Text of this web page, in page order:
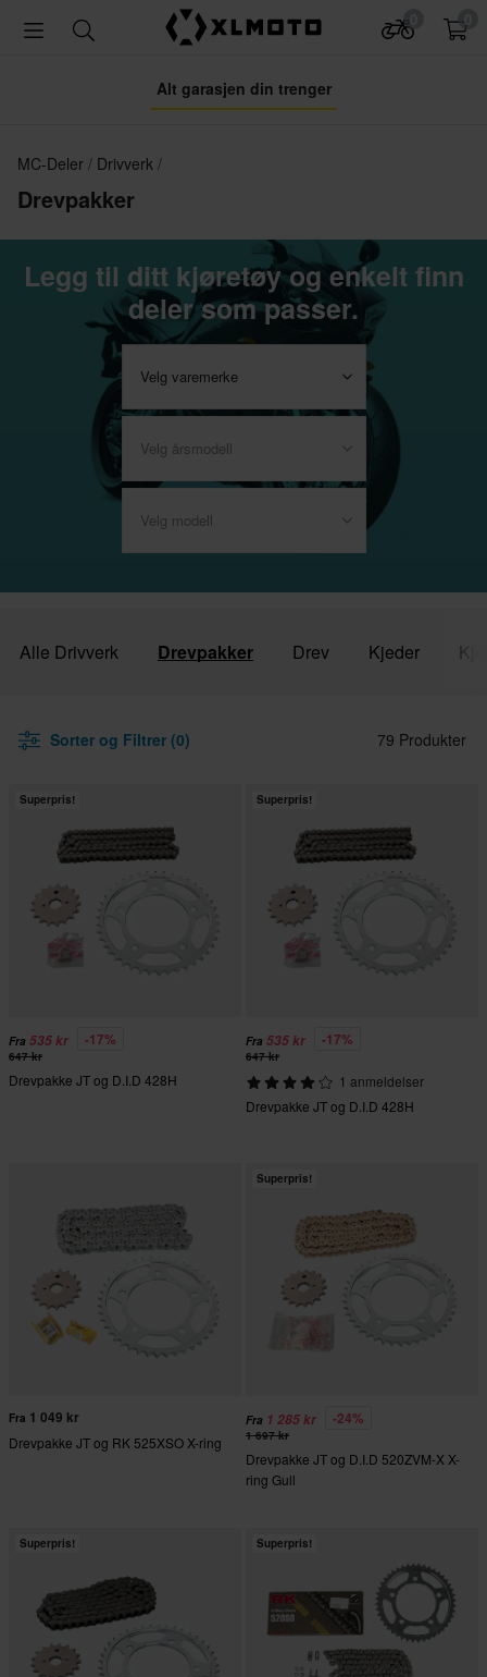
Alt garasjen din trenger
MC-Deler Drivverk
Drevpakker
Legg til ditt kjøretøy og enkelt finn
deler som passer.
Velg varemerke
Velg årsmodell
Velg modell
Alle Drivverk Drevpakker Drev Kjeder
Sorter og Filtrer (0) 79 Produkter
Superpris!
Fra 535 kr -17%
647 kr
Drevpakke JT og D.I.D 428H
Superpris!
Fra 535 kr -17%
647 kr
1 anmeldelser
Drevpakke JT og D.I.D 428H
Fra 1 049 kr
Drevpakke JT og RK 525XSO X-ring
Superpris!
Fra 1 285 kr -24%
1 697 kr
Drevpakke JT og D.I.D 520ZVM-X X-
ring Gull
Superpris! Superpris!